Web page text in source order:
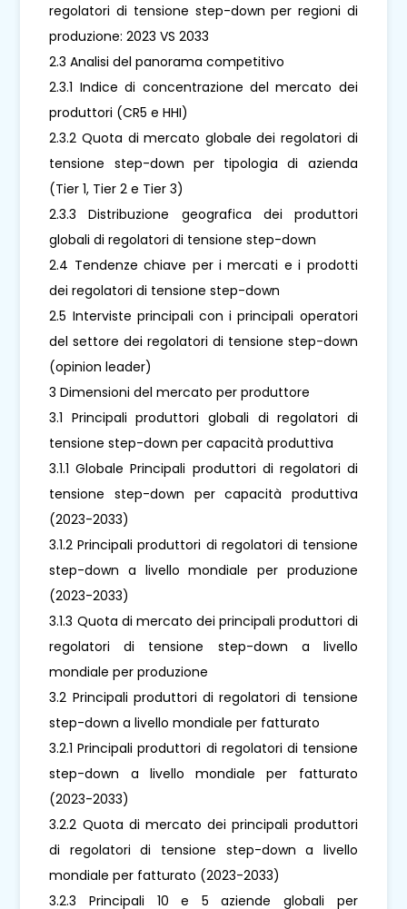
regolatori di tensione step-down per regioni di
produzione: 2023 VS 2033
2.3 Analisi del panorama competitivo
2.3.1 Indice di concentrazione del mercato dei
produttori (CR5 e HHI)
2.3.2 Quota di mercato globale dei regolatori di
tensione step-down per tipologia di azienda
(Tier 1, Tier 2 e Tier 3)
2.3.3 Distribuzione geografica dei produttori
globali di regolatori di tensione step-down
2.4 Tendenze chiave per i mercati e i prodotti
dei regolatori di tensione step-down
2.5 Interviste principali con i principali operatori
del settore dei regolatori di tensione step-down
(opinion leader)
3 Dimensioni del mercato per produttore
3.1 Principali produttori globali di regolatori di
tensione step-down per capacità produttiva
3.1.1 Globale Principali produttori di regolatori di
tensione step-down per capacità produttiva
(2023-2033)
3.1.2 Principali produttori di regolatori di tensione
step-down a livello mondiale per produzione
(2023-2033)
3.1.3 Quota di mercato dei principali produttori di
regolatori di tensione step-down a livello
mondiale per produzione
3.2 Principali produttori di regolatori di tensione
step-down a livello mondiale per fatturato
3.2.1 Principali produttori di regolatori di tensione
step-down a livello mondiale per fatturato
(2023-2033)
3.2.2 Quota di mercato dei principali produttori
di regolatori di tensione step-down a livello
mondiale per fatturato (2023-2033)
3.2.3 Principali 10 e 5 aziende globali per